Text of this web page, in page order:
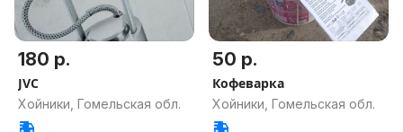
180 р.
JVC
Хойники, Гомельская обл.
50 р.
Кофеварка
Хойники, Гомельская обл.